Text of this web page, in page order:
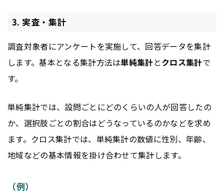
3. 実査・集計
調査対象者にアンケートを実施して、回答データを集計
します。基本となる集計方法は単純集計とクロス集計で
す。
単純集計では、設問ごとにどのくらいの人が回答したの
か、選択肢ごとの割合はどうなっているのかなどを求め
ます。クロス集計では、単純集計の数値に性別、年齢、
地域などの基本情報を掛け合わせて集計します。
（例）